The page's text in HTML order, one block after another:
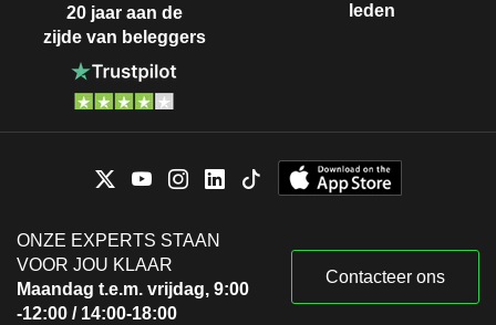
20 jaar aan de
zijde van beleggers
leden
ONZE EXPERTS STAAN
VOOR JOU KLAAR
Maandag t.e.m. vrijdag, 9:00
-12:00 / 14:00-18:00
Contacteer ons